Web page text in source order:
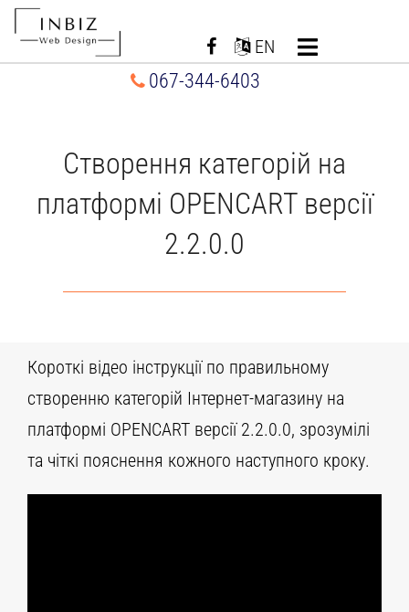
Перейти
EN
067-344-6403
Створення категорій на
платформі OPENCART версії
2.2.0.0
Короткі відео інструкції по правильному
створенню категорій Інтернет-магазину на
платформі OPENCART версії 2.2.0.0, зрозумілі
та чіткі пояснення кожного наступного кроку.